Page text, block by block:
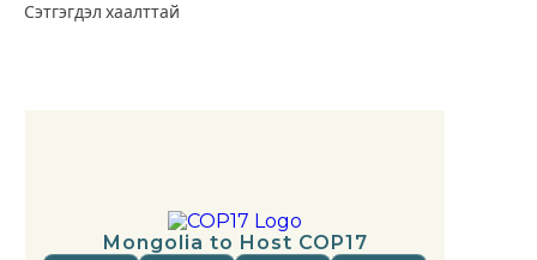
Сэтгэгдэл хаалттай